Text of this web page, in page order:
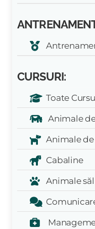
CURSURI:
Toate
Animale
Animale
Cabaline
Animale